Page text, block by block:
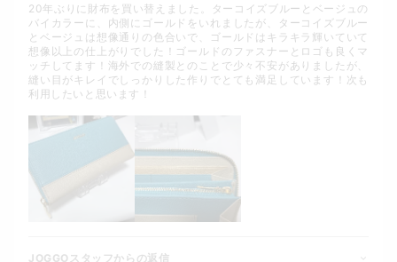
20年ぶりに財布を買い替えました。ターコイズブルーとベージュの
バイカラーに、内側にゴールドをいれましたが、ターコイズブルー
とベージュは想像通りの色合いで、ゴールドはキラキラ輝いていて
想像以上の仕上がりでした！ゴールドのファスナーとロゴも良くマ
ッチしてます！海外での縫製とのことで少々不安がありましたが、
縫い目がキレイでしっかりした作りでとても満足しています！次も
利用したいと思います！
JOGGOスタッフからの返信